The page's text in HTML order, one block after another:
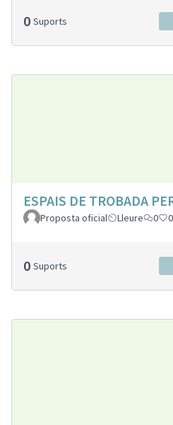
0 Suports
ESPAIS DE TROBADA
Proposta oficial Lleure 0 0
0 Suports